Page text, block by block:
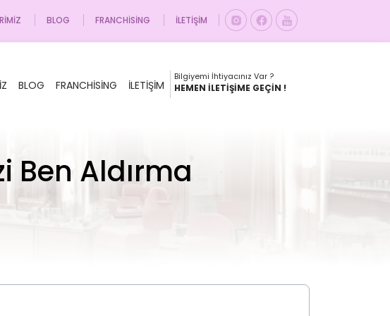
BLOG FRANCHISING İLETIŞIM
BLOG FRANCHISING İLETIŞIM
Bilgiyemi İhtiyacınız Var ?
HEMEN İLETIŞIME GEÇIN !
Ben Aldırma